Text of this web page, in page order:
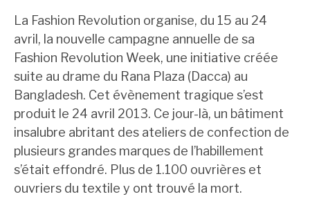
La Fashion Revolution organise, du 15 au 24
avril, la nouvelle campagne annuelle de sa
Fashion Revolution Week, une initiative créée
suite au drame du Rana Plaza (Dacca) au
Bangladesh. Cet évènement tragique s’est
produit le 24 avril 2013. Ce jour-là, un bâtiment
insalubre abritant des ateliers de confection de
plusieurs grandes marques de l’habillement
s’était effondré. Plus de 1.100 ouvrières et
ouvriers du textile y ont trouvé la mort.